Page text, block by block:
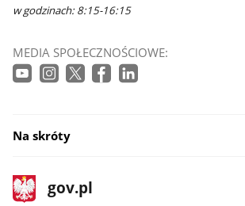
w godzinach: 8:15-16:15
MEDIA SPOŁECZNOŚCIOWE:
Na skróty
stopka
gov.pl
Strona
gov.pl